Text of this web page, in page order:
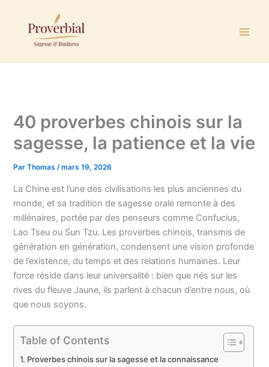
contenu
40 proverbes chinois sur la
sagesse, la patience et la vie
ParThomas/mars 19, 2026
La Chine est l’une des civilisations les plus anciennes du
monde, et sa tradition de sagesse orale remonte à des
millénaires, portée par des penseurs comme Confucius,
Lao Tseu ou Sun Tzu. Les proverbes chinois, transmis de
génération en génération, condensent une vision profonde
de l’existence, du temps et des relations humaines. Leur
force réside dans leur universalité : bien que nés sur les
rives du fleuve Jaune, ils parlent à chacun d’entre nous, où
que nous soyons.
Table of Contents
Proverbes chinois sur la sagesse et la connaissance